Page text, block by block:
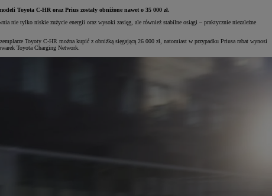
Toyota C-HR oraz Prius zostały obniżone nawet o 35 000 zł.
nie tylko niskie zużycie energii oraz wysoki zasięg, ale również stabilne osiągi – praktycznie niezależne
Toyoty C-HR można kupić z obniżką sięgającą 26 000 zł, natomiast w przypadku Priusa rabat wynosi
Toyota Charging Network.